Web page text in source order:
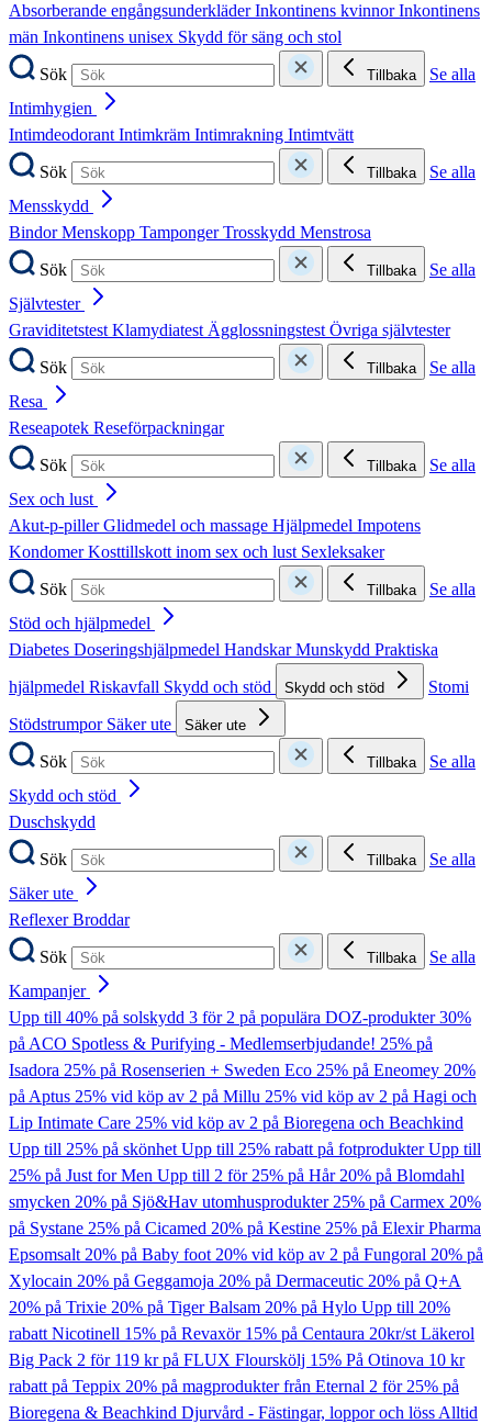
Absorberande engångsunderkläderInkontinens kvinnorInkontinens
män Inkontinens unisex Skydd för säng och stol
Sök
Tillbaka
Se alla
Intimhygien
IntimdeodorantIntimkräm Intimrakning Intimtvätt
Sök
Tillbaka
Se alla
Mensskydd
BindorMenskopp TampongerTrosskydd Menstrosa
Sök
Tillbaka
Se alla
Självtester
GraviditetstestKlamydiatestÄgglossningstestÖvriga självtester
Sök
Tillbaka
Se alla
Resa
Reseapotek Reseförpackningar
Sök
Tillbaka
Se alla
Sex och lust
Akut-p-pillerGlidmedel och massage Hjälpmedel Impotens
KondomerKosttillskott inom sex och lust Sexleksaker
Sök
Tillbaka
Se alla
Stöd och hjälpmedel
Diabetes Doseringshjälpmedel HandskarMunskydd Praktiska
hjälpmedel Riskavfall Skydd och stöd Skydd och stöd
Stomi
Stödstrumpor Säker ute Säker ute
Sök Tillbaka
Se alla
Skydd och stöd
Duschskydd
Sök
Tillbaka
Se alla
Säker ute
ReflexerBroddar
Sök
Tillbaka
Se alla
Kampanjer
Upp till 40% på solskydd 3 för 2 på populära DOZ-produkter30%
på ACO Spotless & Purifying - Medlemserbjudande! 25% på
Isadora 25% på Rosenserien + Sweden Eco 25% på Eneomey 20%
på Aptus 25% vid köp av 2 på Millu 25% vid köp av 2 på Hagi och
Lip Intimate Care 25% vid köp av 2 på Bioregena och Beachkind
Upp till 25% på skönhetUpp till 25% rabatt på fotprodukterUpp till
25% på Just for Men Upp till 2 för 25% på Hår20% på Blomdahl
smycken 20% på Sjö&Hav utomhusprodukter25% på Carmex 20%
på Systane 25% på Cicamed 20% på Kestine 25% på Elexir Pharma
Epsomsalt20% på Baby foot20% vid köp av 2 på Fungoral 20% på
Xylocain 20% på Geggamoja 20% på Dermaceutic 20% på Q+A
20% på Trixie 20% på Tiger Balsam 20% på Hylo Upp till 20%
rabatt Nicotinell 15% på Revaxör 15% på Centaura 20kr/st Läkerol
Big Pack 2 för 119 kr på FLUX Flourskölj 15% På Otinova 10 kr
rabatt på Teppix 20% på magprodukter från Eternal 2 för 25% på
Bioregena & Beachkind Djurvård - Fästingar, loppor och lössAlltid